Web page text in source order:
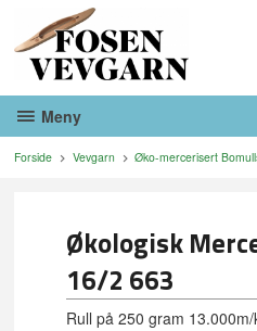
innholdet
Meny
Forside Vevgarn Øko-mercerisert
Økologisk
16/2 663
Rull på 250 gram 13.000m/